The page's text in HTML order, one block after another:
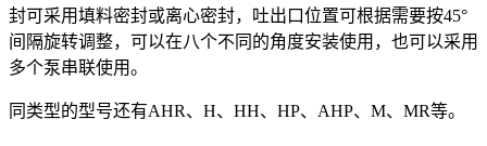
封可采用填料密封或离心密封，吐出口位置可根据需要按45°
间隔旋转调整，可以在八个不同的角度安装使用，也可以采用
多个泵串联使用。
同类型的型号还有AHR、H、HH、HP、AHP、M、MR等。